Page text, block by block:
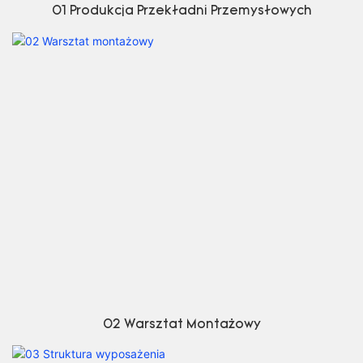
01 Produkcja Przekładni Przemysłowych
02 Warsztat Montażowy